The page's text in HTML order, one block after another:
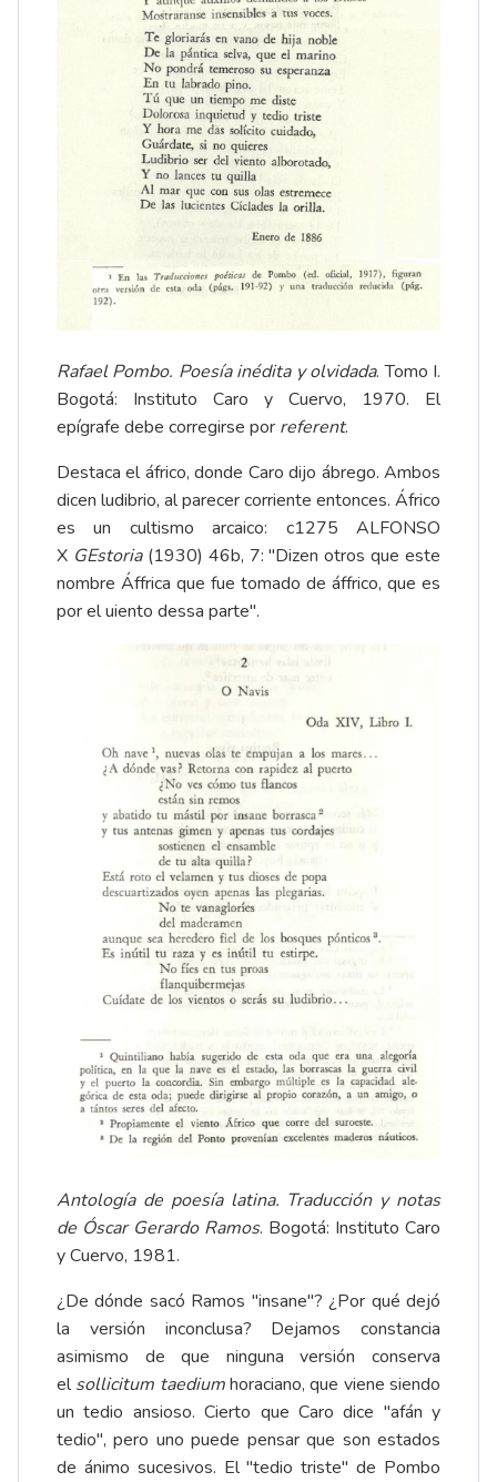
Rafael Pombo. Poesía inédita y olvidada. Tomo I.
Bogotá: Instituto Caro y Cuervo, 1970. El
epígrafe debe corregirse por referent.
Destaca el áfrico, donde Caro dijo ábrego. Ambos
dicen ludibrio, al parecer corriente entonces. Áfrico
es un cultismo arcaico: c1275 ALFONSO
X GEstoria(1930) 46b, 7: "Dizen otros que este
nombre Áffrica que fue tomado de áffrico, que es
por el uiento dessa parte".
Antología de poesía latina. Traducción y notas
de Óscar Gerardo Ramos. Bogotá: Instituto Caro
y Cuervo, 1981.
¿De dónde sacó Ramos "insane"? ¿Por qué dejó
la versión inconclusa? Dejamos constancia
asimismo de que ninguna versión conserva
elsollicitum taediumhoraciano, que viene siendo
un tedio ansioso. Cierto que Caro dice "afán y
tedio", pero uno puede pensar que son estados
de ánimo sucesivos. El "tedio triste" de Pombo